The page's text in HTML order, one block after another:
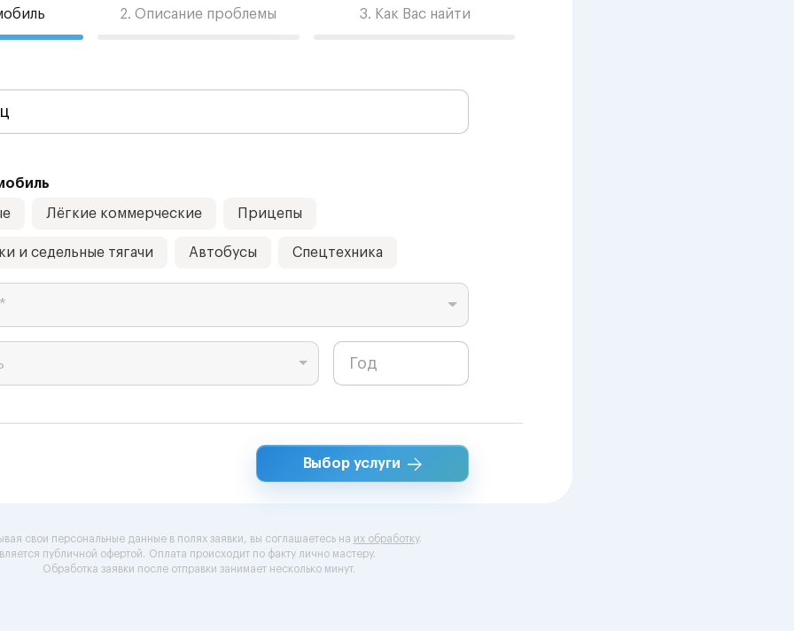
2. Описание проблемы 3. Как Вас найти
Лёгкие коммерческие Прицепы
и седельные тягачи Автобусы Спецтехника
Выбор услуги
свои персональные данные в полях заявки, вы соглашаетесь на их обработку.
публичной офертой. Оплата происходит по факту лично мастеру.
Обработка заявки после отправки занимает несколько минут.